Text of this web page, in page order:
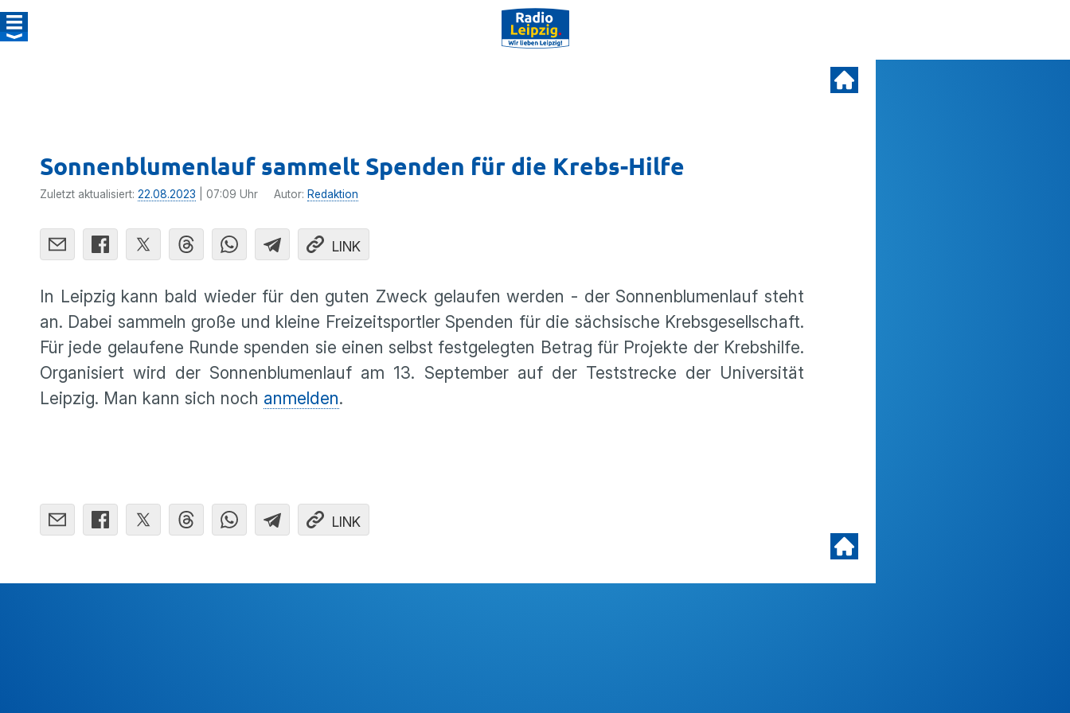
Sonnenblumenlauf sammelt Spenden für die Krebs-Hilfe
Zuletzt aktualisiert: 22.08.2023 | 07:09 Uhr Autor: Redaktion
LINK
In Leipzig kann bald wieder für den guten Zweck gelaufen werden - der Sonnenblumenlauf steht
an. Dabei sammeln große und kleine Freizeitsportler Spenden für die sächsische Krebsgesellschaft.
Für jede gelaufene Runde spenden sie einen selbst festgelegten Betrag für Projekte der Krebshilfe.
Organisiert wird der Sonnenblumenlauf am 13. September auf der Teststrecke der Universität
Leipzig. Man kann sich noch anmelden.
LINK